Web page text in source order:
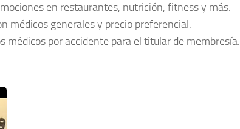
en restaurantes, nutrición, fitness y más.
médicos generales y precio preferencial.
médicos por accidente para el titular de membresía.